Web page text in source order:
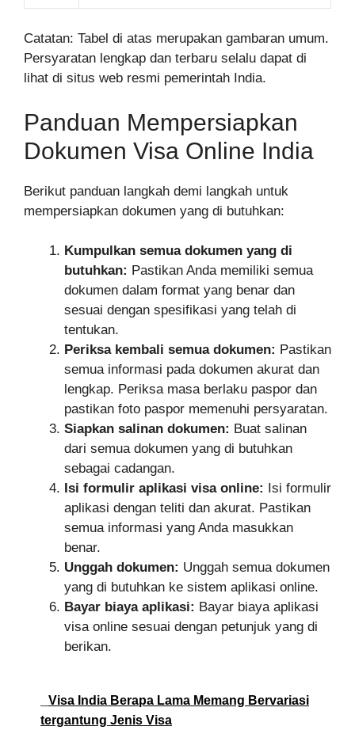
Catatan: Tabel di atas merupakan gambaran umum.
Persyaratan lengkap dan terbaru selalu dapat di
lihat di situs web resmi pemerintah India.
Panduan Mempersiapkan
Dokumen Visa Online India
Berikut panduan langkah demi langkah untuk
mempersiapkan dokumen yang di butuhkan:
Kumpulkan semua dokumen yang di
butuhkan: Pastikan Anda memiliki semua
dokumen dalam format yang benar dan
sesuai dengan spesifikasi yang telah di
tentukan.
Periksa kembali semua dokumen: Pastikan
semua informasi pada dokumen akurat dan
lengkap. Periksa masa berlaku paspor dan
pastikan foto paspor memenuhi persyaratan.
Siapkan salinan dokumen: Buat salinan
dari semua dokumen yang di butuhkan
sebagai cadangan.
Isi formulir aplikasi visa online: Isi formulir
aplikasi dengan teliti dan akurat. Pastikan
semua informasi yang Anda masukkan
benar.
Unggah dokumen: Unggah semua dokumen
yang di butuhkan ke sistem aplikasi online.
Bayar biaya aplikasi: Bayar biaya aplikasi
visa online sesuai dengan petunjuk yang di
berikan.
Visa India Berapa Lama Memang Bervariasi
tergantung Jenis Visa